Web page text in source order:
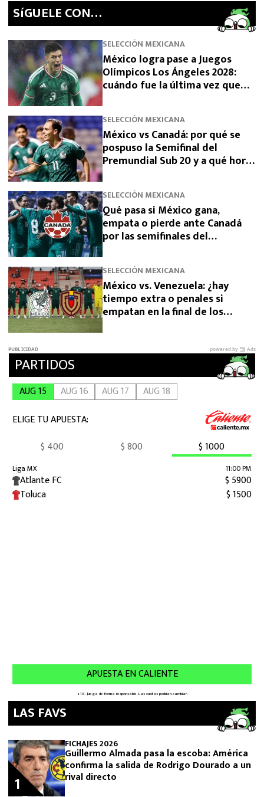
SíGUELE CON…
SELECCIÓN MEXICANA
México logra pase a Juegos
Olímpicos Los Ángeles 2028:
cuándo fue la última vez que
SELECCIÓN MEXICANA
México vs Canadá: por qué se
pospuso la Semifinal del
Premundial Sub 20 y a qué hora
SELECCIÓN MEXICANA
Qué pasa si México gana,
empata o pierde ante Canadá
por las semifinales del
SELECCIÓN MEXICANA
México vs. Venezuela: ¿hay
tiempo extra o penales si
empatan en la final de los
LAS FAVS
FICHAJES 2026
Guillermo Almada pasa la escoba: América
confirma la salida de Rodrigo Dourado a un
rival directo
1